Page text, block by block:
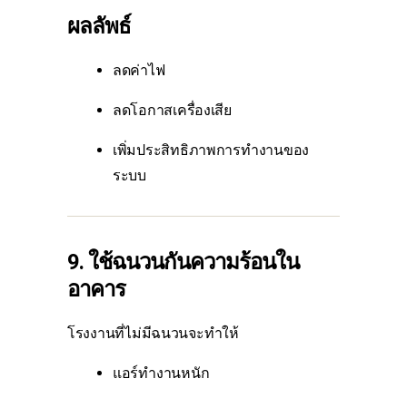
ผลลัพธ์
ลดค่าไฟ
ลดโอกาสเครื่องเสีย
เพิ่มประสิทธิภาพการทำงานของ
ระบบ
9. ใช้ฉนวนกันความร้อนใน
อาคาร
โรงงานที่ไม่มีฉนวนจะทำให้
แอร์ทำงานหนัก